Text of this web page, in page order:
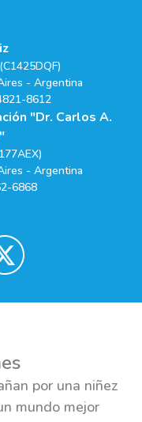
- Argentina
8612
"Dr. Carlos A.
- Argentina
6868
por una niñez
mundo mejor